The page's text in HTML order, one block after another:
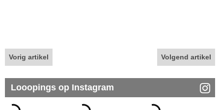
Vorig artikel Volgend artikel
Looopings op Instagram